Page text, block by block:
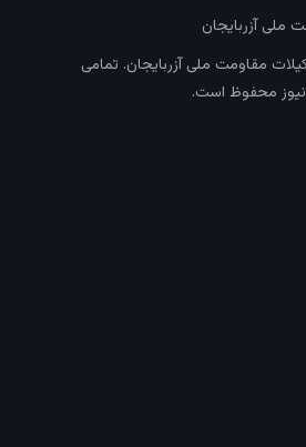
ملی آزربایجان
مقاومت ملی آزربایجان. تمامی
نیوز محفوظ است.